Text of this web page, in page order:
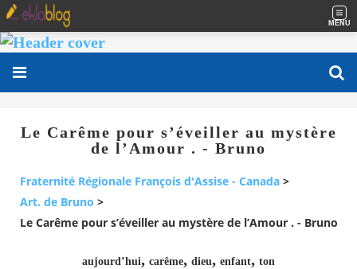
MENU
Le Carême pour s’éveiller au mystère
de l’Amour . - Bruno
Fraternité Régionale François d'Assise - Canada >
Art. de Bruno >
Le Carême pour s’éveiller au mystère de l’Amour . - Bruno
aujourd’hui, carême, dieu, enfant, ton